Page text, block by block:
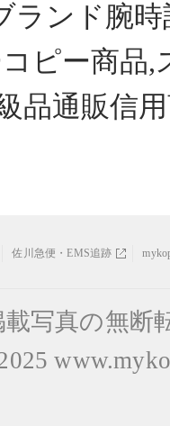
ランド腕
ピー商品
品通販信
佐川急便・EMS追跡
写真の無断